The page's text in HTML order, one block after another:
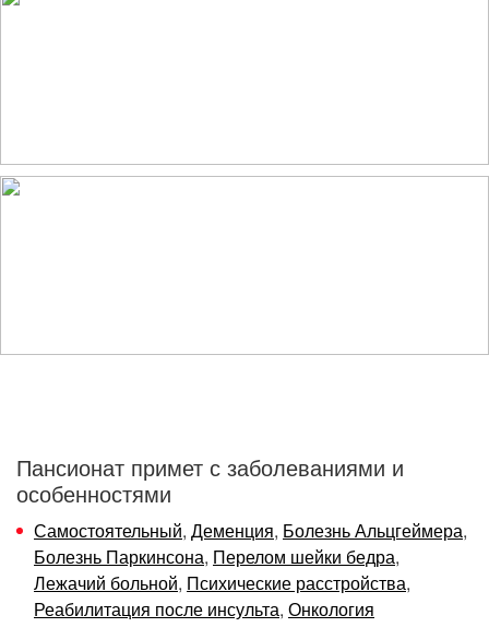
Пансионат примет с заболеваниями и
особенностями
Самостоятельный, Деменция, Болезнь Альцгеймера,
Болезнь Паркинсона, Перелом шейки бедра,
Лежачий больной, Психические расстройства,
Реабилитация после инсульта, Онкология